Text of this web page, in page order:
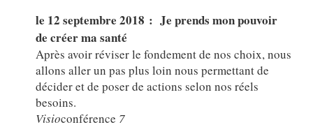
le 12 septembre 2018 : Je prends mon pouvoir
de créer ma santé
Après avoir réviser le fondement de nos choix, nous
allons aller un pas plus loin nous permettant de
décider et de poser de actions selon nos réels
besoins.
Visioconférence 7